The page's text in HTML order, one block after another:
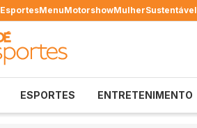
EsportesMenuMotorshowMulherSustentável
ESPORTES ENTRETENIMENTO